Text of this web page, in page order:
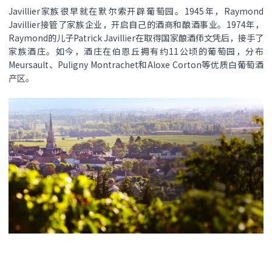
Javillier家族很早就在默尔索开辟葡萄园。1945年，Raymond
Javillier接管了家族企业，开启自己的酒商和酿酒事业。1974年，
Raymond的儿子Patrick Javillier在取得国家酿酒师文凭后，接手了
家族酒庄。如今，酒庄在伯恩丘拥有约11公顷的葡萄园，分布
Meursault、Puligny Montrachet和Aloxe Corton等优质白葡萄酒
产区。